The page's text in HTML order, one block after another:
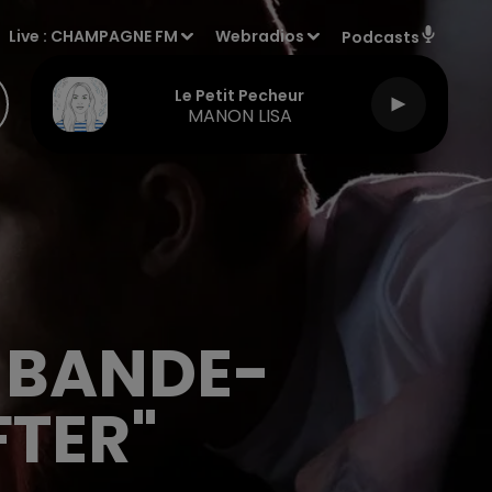
Live : CHAMPAGNE FM Webradios Podcasts
Le Petit Pecheur
MANON LISA